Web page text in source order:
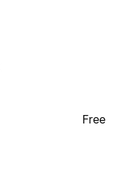
Free